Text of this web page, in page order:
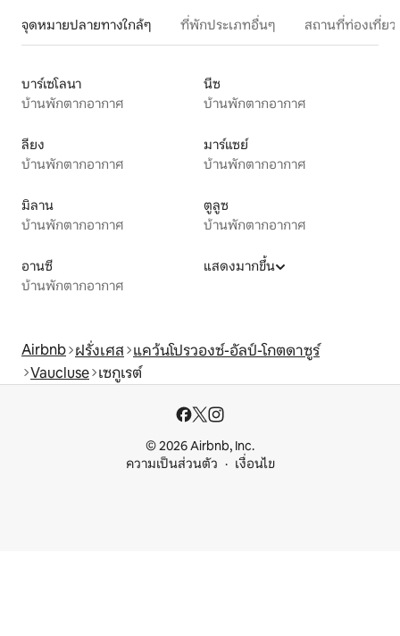
จุดหมายปลายทางใกล้ๆ ที่พักประเภทอื่นๆ สถานที่ท่องเที่ย
บาร์เซโลนา
บ้านพักตากอากาศ
นีซ
บ้านพักตากอากาศ
ลียง
บ้านพักตากอากาศ
มาร์แซย์
บ้านพักตากอากาศ
มิลาน
บ้านพักตากอากาศ
ตูลูซ
บ้านพักตากอากาศ
อานซี
บ้านพักตากอากาศ
แสดงมากขึ้น
Airbnb ฝรั่งเศส แคว้นโปรวองซ์-อัลป์-โกตดาซูร์
Vaucluse เซกูเรต์
© 2026 Airbnb, Inc.
ความเป็นส่วนตัว
เงื่อนไข